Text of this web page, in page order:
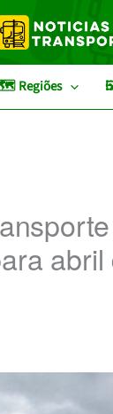
Regiões